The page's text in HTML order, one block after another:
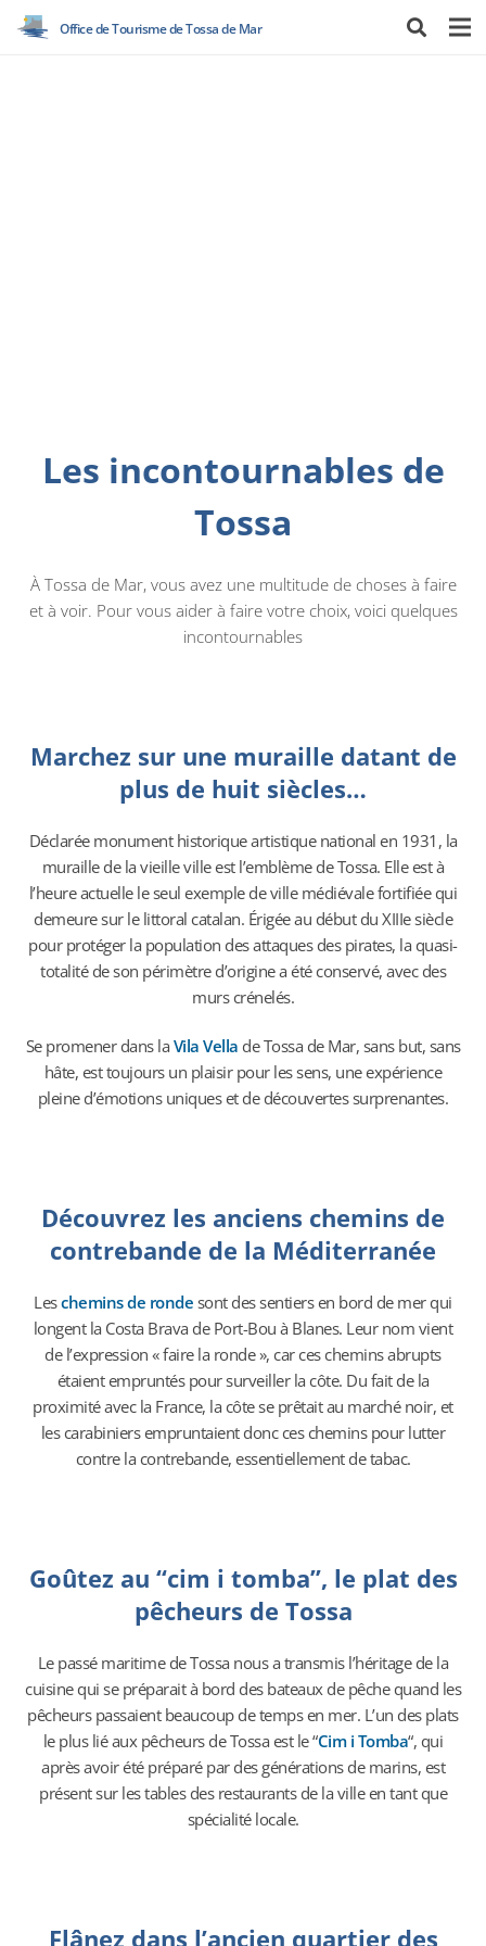
Office de Tourisme de Tossa de Mar
Les incontournables de
Tossa
À Tossa de Mar, vous avez une multitude de choses à faire
et à voir. Pour vous aider à faire votre choix, voici quelques
incontournables
Marchez sur une muraille datant de
plus de huit siècles…
Déclarée monument historique artistique national en 1931, la
muraille de la vieille ville est l’emblème de Tossa. Elle est à
l’heure actuelle le seul exemple de ville médiévale fortifiée qui
demeure sur le littoral catalan. Érigée au début du XIIIe siècle
pour protéger la population des attaques des pirates, la quasi-
totalité de son périmètre d’origine a été conservé, avec des
murs crénelés.
Se promener dans la Vila Vella de Tossa de Mar, sans but, sans
hâte, est toujours un plaisir pour les sens, une expérience
pleine d’émotions uniques et de découvertes surprenantes.
Découvrez les anciens chemins de
contrebande de la Méditerranée
Leschemins de ronde sont des sentiers en bord de mer qui
longent la Costa Brava de Port-Bou à Blanes. Leur nom vient
de l’expression « faire la ronde », car ces chemins abrupts
étaient empruntés pour surveiller la côte. Du fait de la
proximité avec la France, la côte se prêtait au marché noir, et
les carabiniers empruntaient donc ces chemins pour lutter
contre la contrebande, essentiellement de tabac.
Goûtez au “cim i tomba”, le plat des
pêcheurs de Tossa
Le passé maritime de Tossa nous a transmis l’héritage de la
cuisine qui se préparait à bord des bateaux de pêche quand les
pêcheurs passaient beaucoup de temps en mer. L’un des plats
le plus lié aux pêcheurs de Tossa est le “Cim i Tomba“, qui
après avoir été préparé par des générations de marins, est
présent sur les tables des restaurants de la ville en tant que
spécialité locale.
Flânez dans l’ancien quartier des